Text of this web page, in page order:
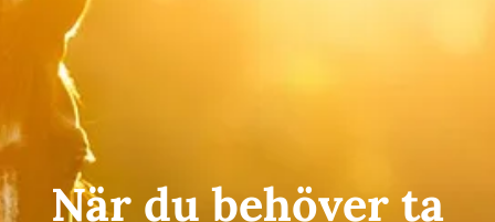
När du behöver ta